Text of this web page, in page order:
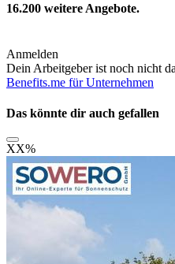
16.200 weitere Angebote.
Anmelden
Dein Arbeitgeber ist noch nicht
Benefits.me für Unternehmen
Das könnte dir auch gefallen
XX%